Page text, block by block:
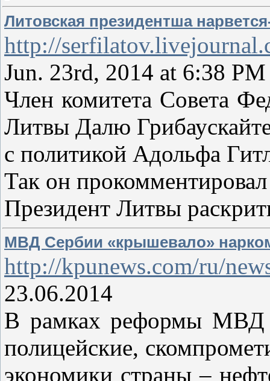
Литовская президентша
http://
Jun. 23rd, 2014 at 6:38 PM
Член комитета Совета
Литвы Далю
с политикой Адольфа
Так он
Президент Литвы
МВД Сербии «крышевало»
http://kpunews.com/ru/
23.06.2014
В рамках реформы МВД
полицейские,
экономики страны –